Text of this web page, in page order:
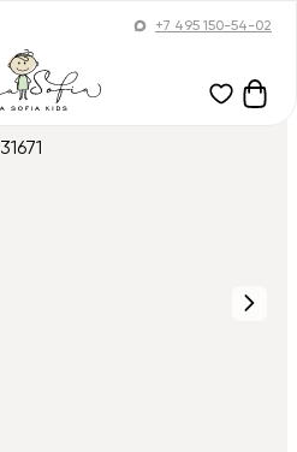
+7 495 150-54-02